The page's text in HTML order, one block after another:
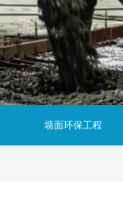
墙面环保工程